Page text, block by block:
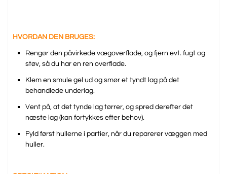
HVORDAN DEN BRUGES:
Rengør den påvirkede vægoverflade, og fjern evt. fugt og
støv, så du har en ren overflade.
Klem en smule gel ud og smør et tyndt lag på det
behandlede underlag.
Vent på, at det tynde lag tørrer, og spred derefter det
næste lag (kan fortykkes efter behov).
Fyld først hullerne i partier, når du reparerer væggen med
huller.